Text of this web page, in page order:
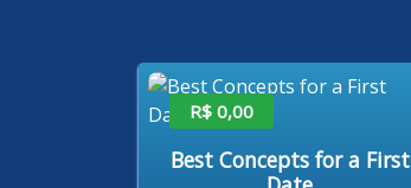
R$ 0,00
Best Concepts for a First